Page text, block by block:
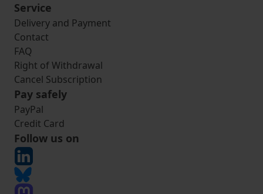
Service
Delivery and Payment
Contact
FAQ
Right of Withdrawal
Cancel Subscription
Pay safely
PayPal
Credit Card
Follow us on